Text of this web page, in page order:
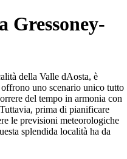
Gressoney-
della Valle dAosta, è
uno scenario unico tutto
del tempo in armonia con
prima di pianificare
le previsioni meteorologiche
splendida località ha da